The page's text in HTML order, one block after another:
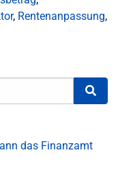
, Rentenanpassung,
das Finanzamt